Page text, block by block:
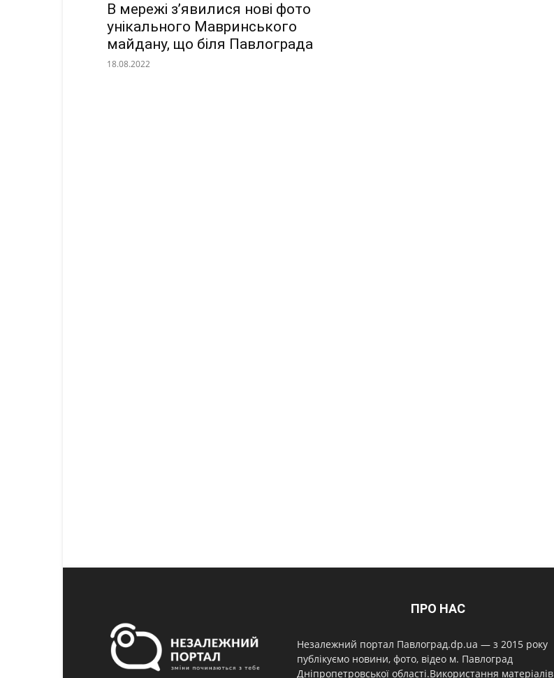
В мережі з’явилися нові фото
унікального Мавринського
майдану, що біля Павлограда
18.08.2022
ПРО НАС
Незалежний портал Павлоград.dp.ua — з 2015 року
публікуємо новини, фото, відео м. Павлоград
Дніпропетровської області.Використання матеріалів